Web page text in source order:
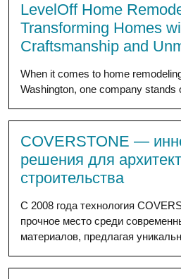
LevelOff Home
Transforming Homes
Craftsmanship and
When it comes to home
Washington, one company stands
COVERSTONE —
решения для
строительства
С 2008 года технология
прочное место среди
материалов, предлагая